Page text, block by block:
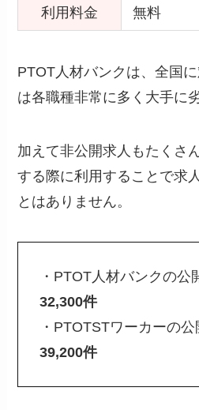
利用料金 無料
PTOT人材バンクは、全国
は各職種非常に多く大手に
加えて非公開求人もたくさ
する際に利用することで求
とはありません。
・PTOT人材バンクの公
32,300件
・PTOTSTワーカーの
39,200件